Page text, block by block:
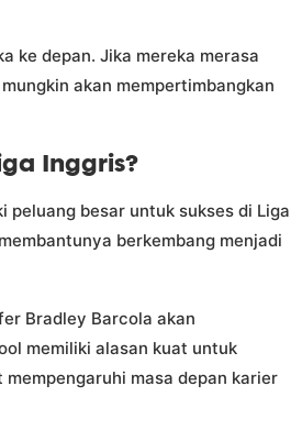
ke depan. Jika mereka merasa
akan mempertimbangkan
Inggris?
peluang besar untuk sukses di Liga
berkembang menjadi
Bradley Barcola akan
memiliki alasan kuat untuk
masa depan karier